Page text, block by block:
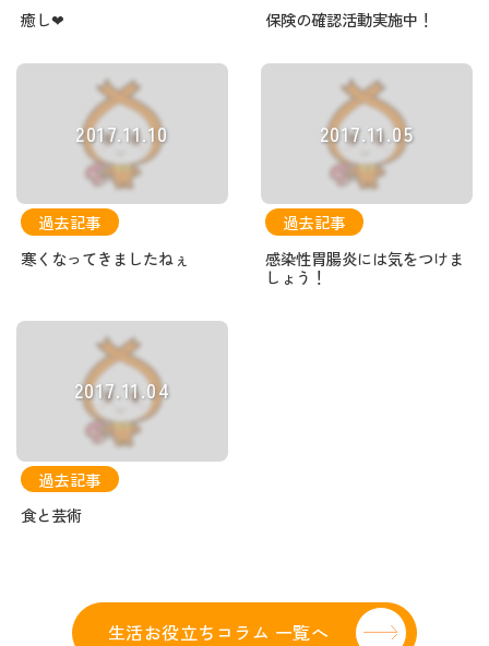
癒し❤
保険の確認活動実施中！
2017.11.10
過去記事
寒くなってきましたねぇ
2017.11.05
過去記事
感染性胃腸炎には気をつけま
しょう！
2017.11.04
過去記事
食と芸術
生活お役立ちコラム 一覧へ